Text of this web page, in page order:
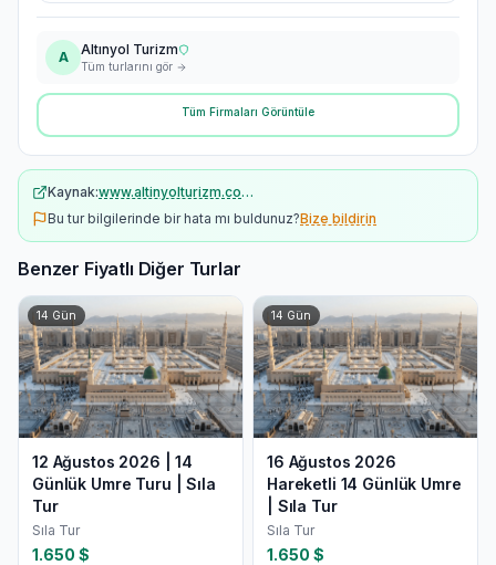
A Altınyol Turizm
Tüm turlarını gör
Tüm Firmaları Görüntüle
Kaynak:
www.altinyolturizm.com.tr
Bu tur bilgilerinde bir hata mı buldunuz?Bize bildirin
Benzer Fiyatlı Diğer Turlar
14 Gün
12 Ağustos 2026 | 14
Günlük Umre Turu | Sıla
Tur
Sıla Tur
1.650 $
14 Gün
16 Ağustos 2026
Hareketli 14 Günlük Umre
| Sıla Tur
Sıla Tur
1.650 $